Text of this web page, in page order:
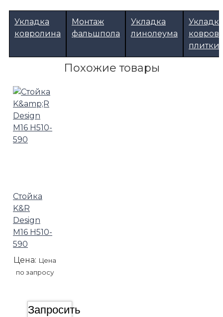
Укладка
ковролина
Монтаж
фальшпола
Укладка
линолеума
Укладка
плитки
Похожие товары
Стойка
K&R
Design
М16 H510-
590
Цена: Цена
по запросу
Запросить